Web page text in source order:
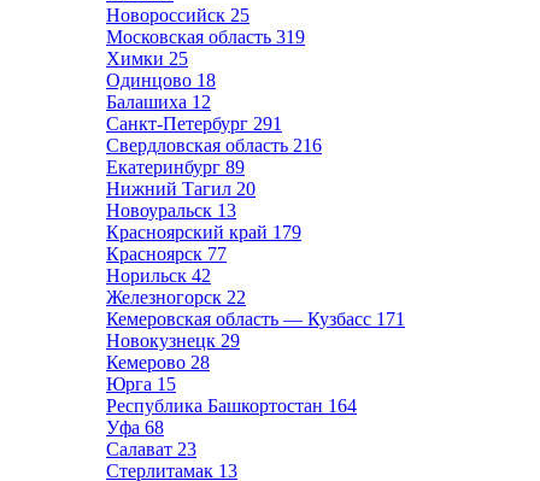
Новороссийск 25
Московская область 319
Химки 25
Одинцово 18
Балашиха 12
Санкт-Петербург 291
Свердловская область 216
Екатеринбург 89
Нижний Тагил 20
Новоуральск 13
Красноярский край 179
Красноярск 77
Норильск 42
Железногорск 22
Кемеровская область — Кузбасс 171
Новокузнецк 29
Кемерово 28
Юрга 15
Республика Башкортостан 164
Уфа 68
Салават 23
Стерлитамак 13